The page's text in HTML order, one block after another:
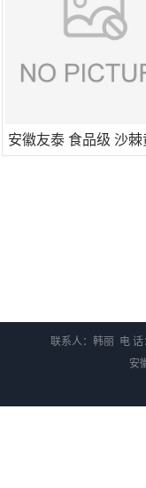
安徽友泰 食品级 沙棘
联系人：韩丽 电 话
安